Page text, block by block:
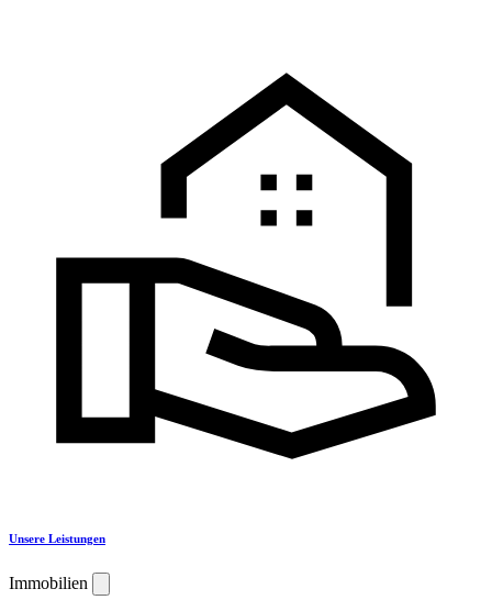
Unsere Leistungen
Immobilien